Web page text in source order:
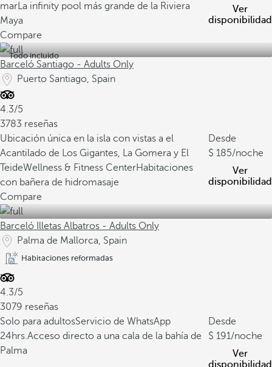
marLa infinity pool más grande de la Riviera
Maya
Ver
disponibilidad
Compare
Todo incluido
Barceló Santiago - Adults Only
Puerto Santiago, Spain
4.3/5
3783 reseñas
Ubicación única en la isla con vistas a el
Acantilado de Los Gigantes, La Gomera y El
TeideWellness & Fitness CenterHabitaciones
con bañera de hidromasaje
Desde
185/noche
Ver
disponibilidad
Compare
Barceló Illetas Albatros - Adults Only
Palma de Mallorca, Spain
Habitaciones reformadas
4.3/5
3079 reseñas
Solo para adultosServicio de WhatsApp
24hrs.Acceso directo a una cala de la bahía de
Palma
Desde
191/noche
Ver
disponibilidad